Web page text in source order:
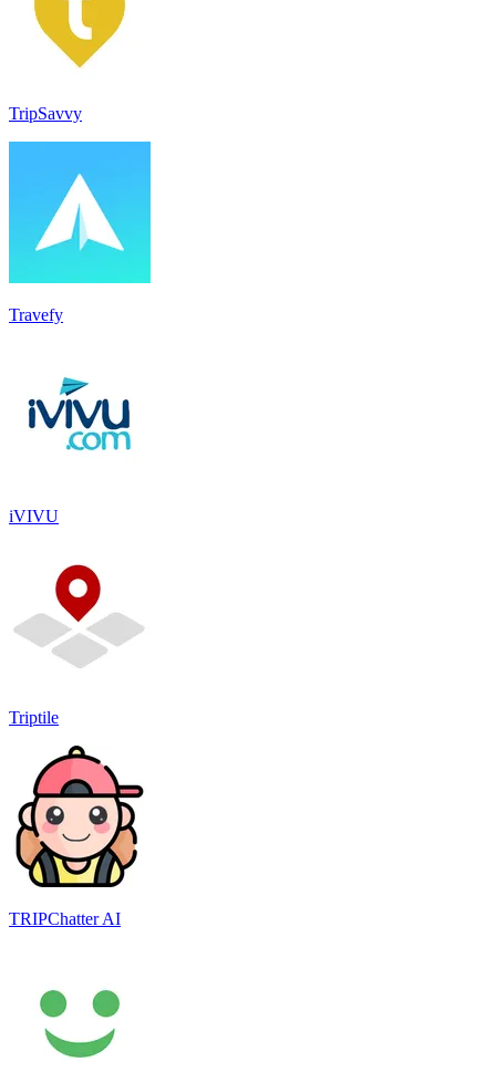
TripSavvy
Travefy
iVIVU
Triptile
TRIPChatter AI